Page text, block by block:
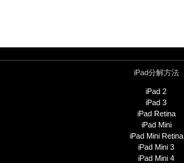
iPad分解方法
iPad 2
iPad 3
iPad Retina
iPad Mini
iPad Mini Retina
iPad Mini 3
iPad Mini 4